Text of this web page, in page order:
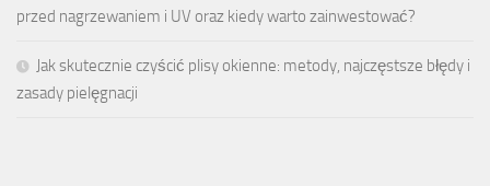
przed nagrzewaniem i UV oraz kiedy warto zainwestować?
Jak skutecznie czyścić plisy okienne: metody, najczęstsze błędy i
zasady pielęgnacji